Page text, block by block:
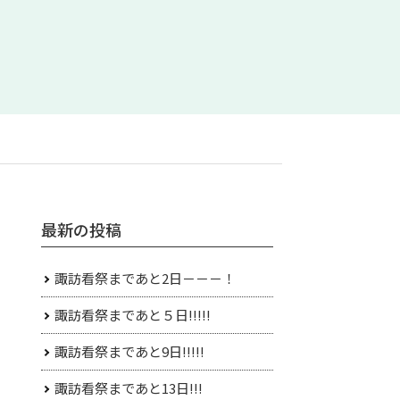
最新の投稿
諏訪看祭まであと2日－－－！
諏訪看祭まであと５日!!!!!
諏訪看祭まであと9日!!!!!
諏訪看祭まであと13日!!!